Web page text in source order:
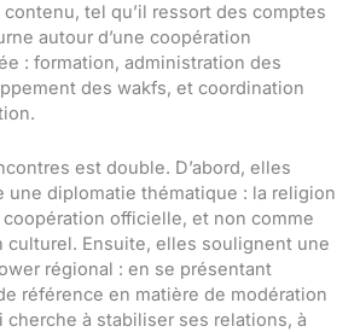
tel qu’il ressort des comptes
autour d’une coopération
: formation, administration des
des wakfs, et coordination
est double. D’abord, elles
une diplomatie thématique : la religion
officielle, et non comme
culturel. Ensuite, elles soulignent une
régional : en se présentant
référence en matière de modération
à stabiliser ses relations, à